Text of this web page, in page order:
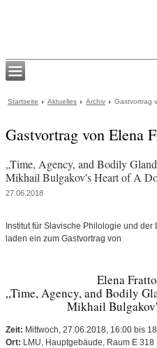
Startseite Aktuelles Archiv Gastvortrag
Gastvortrag von Elena
„Time, Agency, and Bodily
Mikhail Bulgakov's Heart of A
27.06.2018
Institut für Slavische Philologie und
laden ein zum Gastvortrag von
Elena
„Time, Agency, and Bodily
Mikhail
Zeit: Mittwoch, 27.06.2018, 16:00 bis
Ort: LMU, Hauptgebäude, Raum E 318